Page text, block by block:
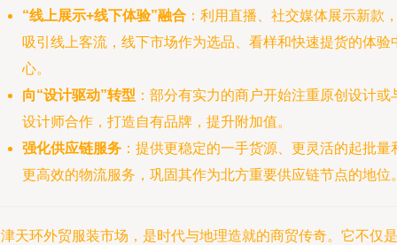
“线上展示+线下体验”融合 ：利用直播、社交媒体展示新款
吸引线上客流，线下市场作为选品、看样和快速提货的体验
心。
向“设计驱动”转型 ：部分有实力的商户开始注重原创设计或
设计师合作，打造自有品牌，提升附加值。
强化供应链服务 ：提供更稳定的一手货源、更灵活的起批量
更高效的物流服务，巩固其作为北方重要供应链节点的地位
天环外贸服装市场，是时代与地理造就的商贸传奇。它不仅是